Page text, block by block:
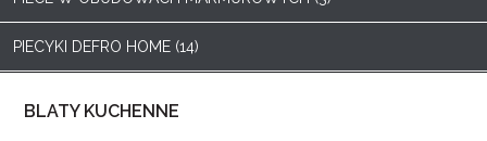
PIECYKI DEFRO HOME (14)
BLATY KUCHENNE